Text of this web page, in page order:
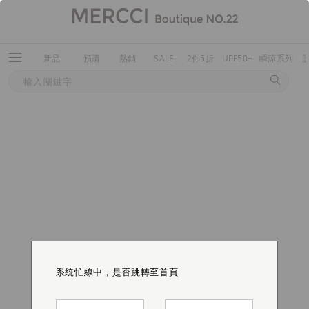
新品 預購 熱銷 SALE 2件5折 UPF50+ 瞬涼系列
系統忙線中，是否跳轉至首頁
系統忙線中，是否跳轉至首頁
系統忙線中，是否跳轉至首頁
系統忙線中，是否跳轉至首頁
系統忙線中，是否跳轉至首頁